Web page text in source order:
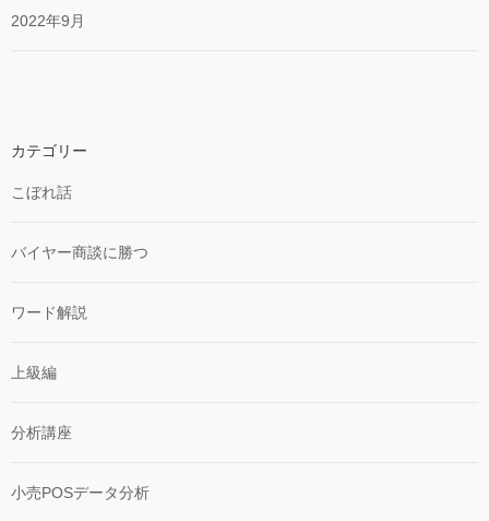
2022年9月
カテゴリー
こぼれ話
バイヤー商談に勝つ
ワード解説
上級編
分析講座
小売POSデータ分析